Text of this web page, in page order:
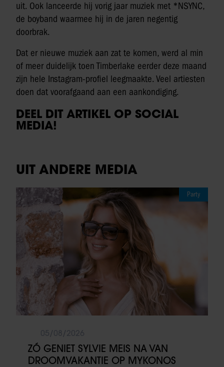
uit. Ook lanceerde hij vorig jaar muziek met *NSYNC,
de boyband waarmee hij in de jaren negentig
doorbrak.
Dat er nieuwe muziek aan zat te komen, werd al min
of meer duidelijk toen Timberlake eerder deze maand
zijn hele Instagram-profiel leegmaakte. Veel artiesten
doen dat voorafgaand aan een aankondiging.
DEEL DIT ARTIKEL OP SOCIAL
MEDIA!
UIT ANDERE MEDIA
Party
ZÓ GENIET SYLVIE MEIS NA VAN
DROOMVAKANTIE OP MYKONOS